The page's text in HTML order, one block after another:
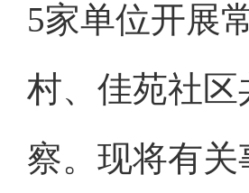
5家单位开展
村、佳苑社
察。现将有